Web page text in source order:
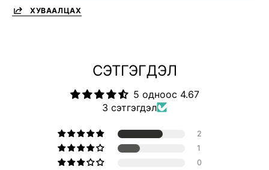
ХУВААЛЦАХ
СЭТГЭГДЭЛ
5 одноос 4.67
3 сэтгэгдэл
2
1
0